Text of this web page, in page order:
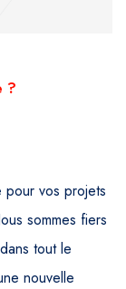
?
vos projets
sommes fiers
tout le
nouvelle